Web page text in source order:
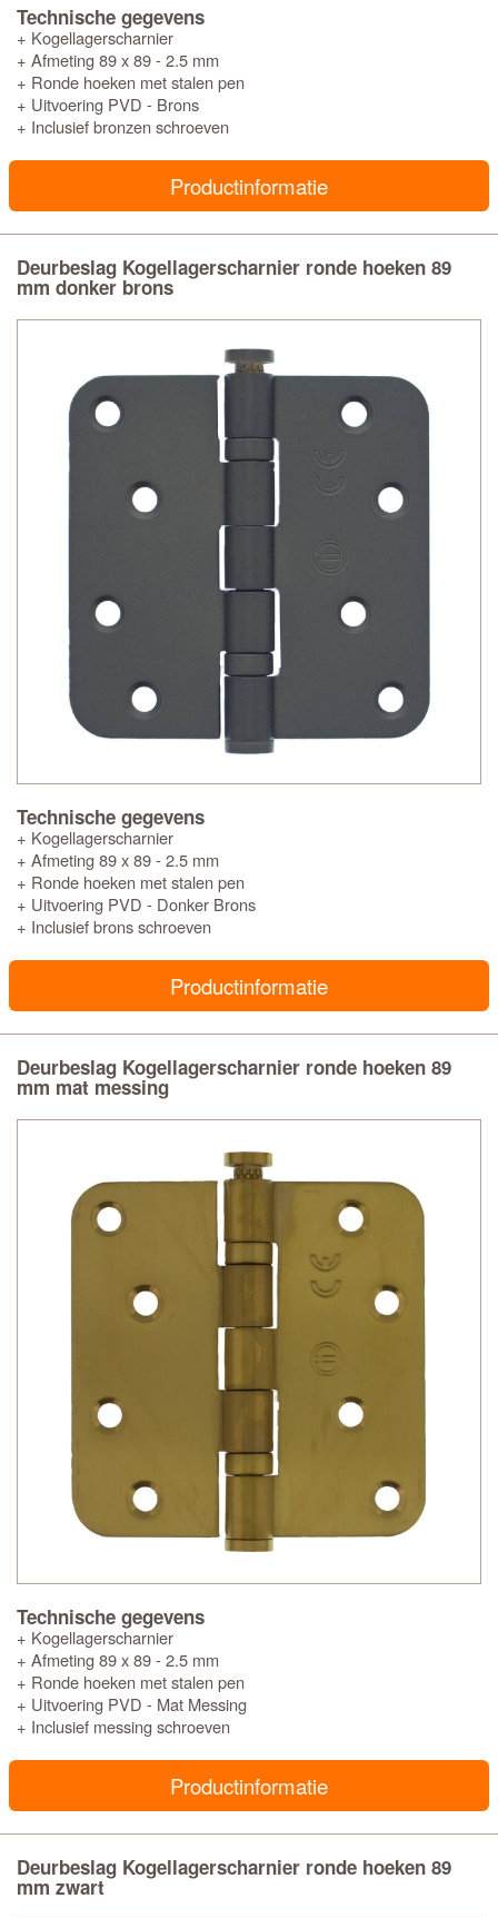
Technische gegevens
+ Kogellagerscharnier
+ Afmeting 89 x 89 - 2.5 mm
+ Ronde hoeken met stalen pen
+ Uitvoering PVD - Brons
+ Inclusief bronzen schroeven
Productinformatie
Deurbeslag Kogellagerscharnier ronde hoeken 89
mm donker brons
Technische gegevens
+ Kogellagerscharnier
+ Afmeting 89 x 89 - 2.5 mm
+ Ronde hoeken met stalen pen
+ Uitvoering PVD - Donker Brons
+ Inclusief brons schroeven
Productinformatie
Deurbeslag Kogellagerscharnier ronde hoeken 89
mm mat messing
Technische gegevens
+ Kogellagerscharnier
+ Afmeting 89 x 89 - 2.5 mm
+ Ronde hoeken met stalen pen
+ Uitvoering PVD - Mat Messing
+ Inclusief messing schroeven
Productinformatie
Deurbeslag Kogellagerscharnier ronde hoeken 89
mm zwart